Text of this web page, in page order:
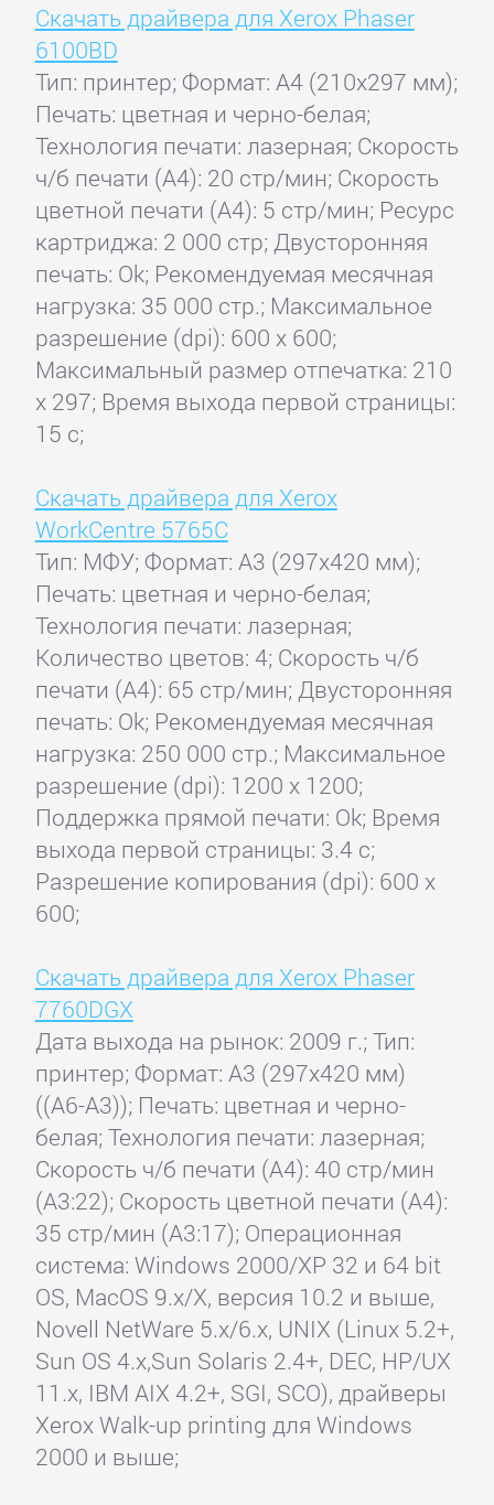
Скачать драйвера для Xerox Phaser
6100BD
Тип: принтер; Формат: A4 (210x297 мм);
Печать: цветная и черно-белая;
Технология печати: лазерная; Скорость
ч/б печати (А4): 20 стр/мин; Скорость
цветной печати (А4): 5 стр/мин; Ресурс
картриджа: 2 000 стр; Двусторонняя
печать: Ok; Рекомендуемая месячная
нагрузка: 35 000 стр.; Максимальное
разрешение (dpi): 600 x 600;
Максимальный размер отпечатка: 210
x 297; Время выхода первой страницы:
15 с;
Скачать драйвера для Xerox
WorkCentre 5765C
Тип: МФУ; Формат: A3 (297x420 мм);
Печать: цветная и черно-белая;
Технология печати: лазерная;
Количество цветов: 4; Скорость ч/б
печати (А4): 65 стр/мин; Двусторонняя
печать: Ok; Рекомендуемая месячная
нагрузка: 250 000 стр.; Максимальное
разрешение (dpi): 1200 x 1200;
Поддержка прямой печати: Ok; Время
выхода первой страницы: 3.4 с;
Разрешение копирования (dpi): 600 x
600;
Скачать драйвера для Xerox Phaser
7760DGX
Дата выхода на рынок: 2009 г.; Тип:
принтер; Формат: A3 (297x420 мм)
((A6-A3)); Печать: цветная и черно-
белая; Технология печати: лазерная;
Скорость ч/б печати (А4): 40 стр/мин
(А3:22); Скорость цветной печати (А4):
35 стр/мин (A3:17); Операционная
система: Windows 2000/XP 32 и 64 bit
OS, MacOS 9.x/X, версия 10.2 и выше,
Novell NetWare 5.x/6.x, UNIX (Linux 5.2+,
Sun OS 4.x,Sun Solaris 2.4+, DEC, HP/UX
11.x, IBM AIX 4.2+, SGI, SCO), драйверы
Xerox Walk-up printing для Windows
2000 и выше;